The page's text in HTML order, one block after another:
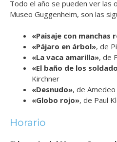
Todo el año se pueden ver las
Museo Guggenheim, son las
«Paisaje con manchas
«Pájaro en árbol», de
«La vaca amarilla», de
«El baño de los
Kirchner
«Desnudo», de
«Globo rojo», de Paul
Horario